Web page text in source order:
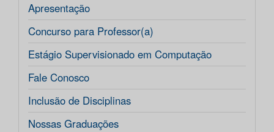
Apresentação
Concurso para Professor(a)
Estágio Supervisionado em Computação
Fale Conosco
Inclusão de Disciplinas
Nossas Graduações